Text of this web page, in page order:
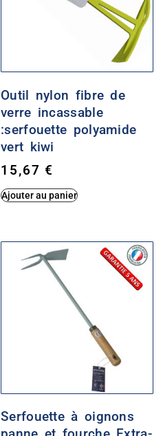
Outil nylon fibre de
verre incassable
:serfouette polyamide
vert kiwi
15,67€
Ajouter au panier
Serfouette à oignons